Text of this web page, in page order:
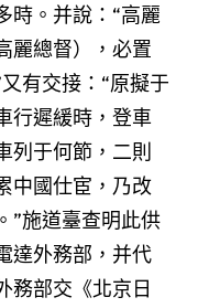
時。并說：“高麗
麗總督），必置
有交接：“原擬于
行遲緩時，登車
列于何節，二則
中國仕宦，乃改
”施道臺查明此供
達外務部，并代
務部交《北京日